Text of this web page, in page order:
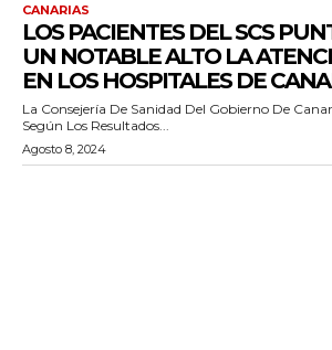
CANARIAS
LOS PACIENTES DEL SCS
UN NOTABLE ALTO LA
EN LOS HOSPITALES DE
La Consejería De Sanidad Del Gobierno De
Según Los Resultados...
Agosto 8, 2024